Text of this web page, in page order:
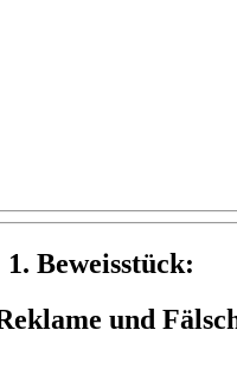
1. Beweisstück:
und